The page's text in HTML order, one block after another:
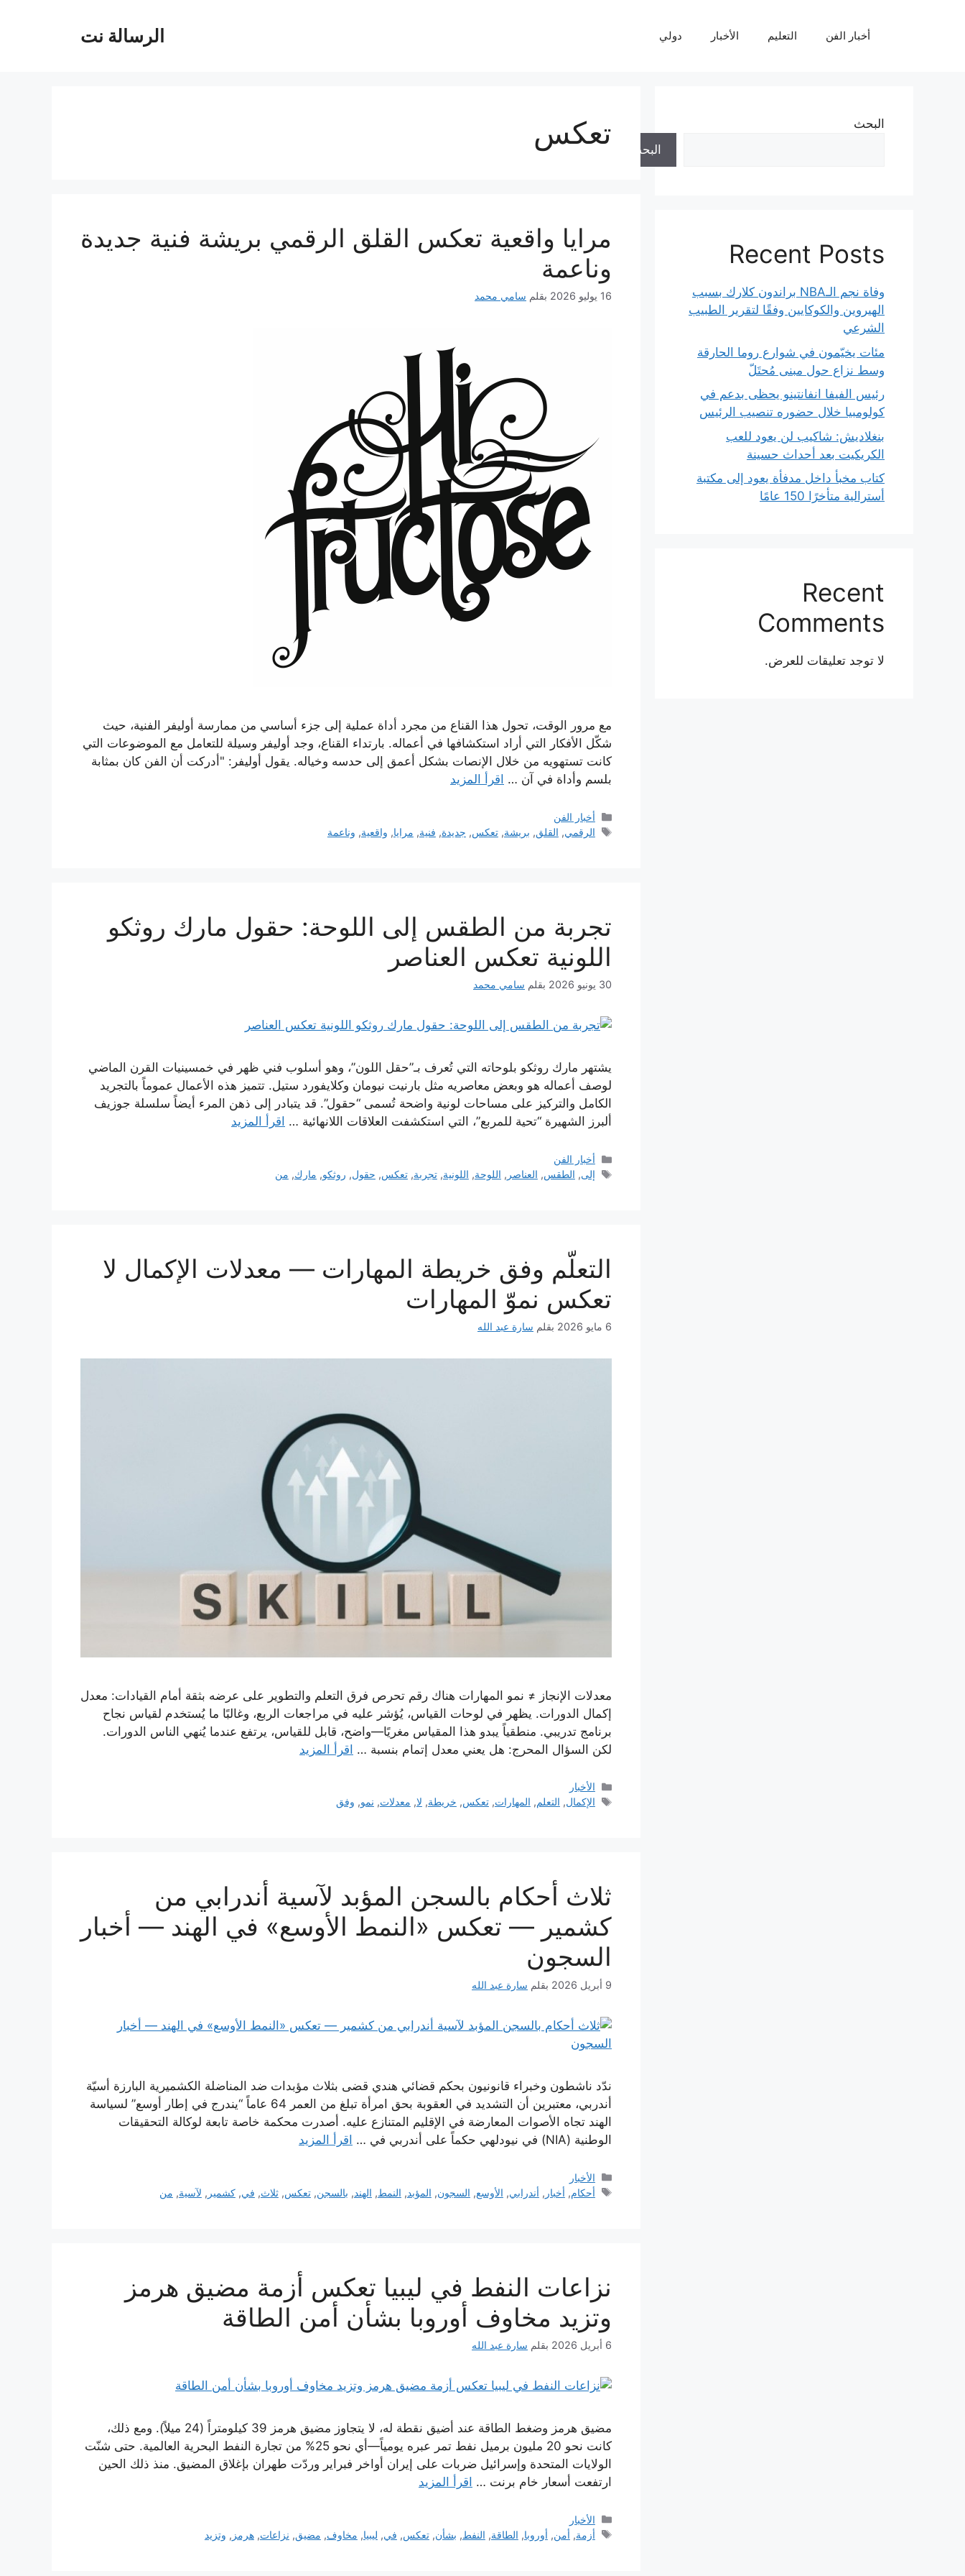
الرسالة نت أخبار الفن التعليم الأخبار دولي
تعكس
مرايا واقعية تعكس القلق الرقمي بريشة فنية جديدة
وناعمة
16 يوليو 2026 بقلم سامي محمد
مع مرور الوقت، تحول هذا القناع من مجرد أداة عملية إلى جزء أساسي من ممارسة أوليفر الفنية، حيث
شكّل الأفكار التي أراد استكشافها في أعماله. بارتداء القناع، وجد أوليفر وسيلة للتعامل مع الموضوعات التي
كانت تستهويه من خلال الإنصات بشكل أعمق إلى حدسه وخياله. يقول أوليفر: "أدركت أن الفن كان بمثابة
بلسم وأداة في آن … اقرأ المزيد
التصنيفات
أخبار الفن
الوسوم
الرقمي, القلق, بريشة,تعكس, جديدة, فنية, مرايا, واقعية, وناعمة
تجربة من الطقس إلى اللوحة: حقول مارك روثكو
اللونية تعكس العناصر
30 يونيو 2026 بقلم سامي محمد
يشتهر مارك روثكو بلوحاته التي تُعرف بـ”حقل اللون”، وهو أسلوب فني ظهر في خمسينيات القرن الماضي
لوصف أعماله هو وبعض معاصريه مثل بارنيت نيومان وكلايفورد ستيل. تتميز هذه الأعمال عموماً بالتجريد
الكامل والتركيز على مساحات لونية واضحة تُسمى “حقول”. قد يتبادر إلى ذهن المرء أيضاً سلسلة جوزيف
ألبرز الشهيرة “تحية للمربع”، التي استكشفت العلاقات اللانهائية … اقرأ المزيد
التصنيفات
أخبار الفن
الوسوم
إلى, الطقس, العناصر , اللوحة, اللونية,تجربة,تعكس, حقول, روثكو, مارك, من
التعلّم وفق خريطة المهارات — معدلات الإكمال لا
تعكس نموّ المهارات
6 مايو 2026 بقلم سارة عبد الله
معدلات الإنجاز ≠ نمو المهارات هناك رقم تحرص فرق التعلم والتطوير على عرضه بثقة أمام القيادات: معدل
إكمال الدورات. يظهر في لوحات القياس، يُؤشر عليه في مراجعات الربع، وغالبًا ما يُستخدم لقياس نجاح
برنامج تدريبي. منطقياً يبدو هذا المقياس مغريًا—واضح، قابل للقياس، يرتفع عندما يُنهي الناس الدورات.
لكن السؤال المحرج: هل يعني معدل إتمام بنسبة … اقرأ المزيد
التصنيفات
الأخبار
الوسوم
الإكمال, التعلم, المهارات,تعكس, خريطة, لا, معدلات, نمو, وفق
ثلاث أحكام بالسجن المؤبد لآسية أندرابي من
كشمير — تعكس «النمط الأوسع» في الهند — أخبار
السجون
9 أبريل 2026 بقلم سارة عبد الله
ندّد ناشطون وخبراء قانونيون بحكم قضائي هندي قضى بثلاث مؤبدات ضد المناضلة الكشميرية البارزة أسيّة
أندربي، معتبرين أن التشديد في العقوبة بحق امرأة تبلغ من العمر 64 عاماً “يندرج في إطار أوسع” لسياسة
الهند تجاه الأصوات المعارضة في الإقليم المتنازع عليه. أصدرت محكمة خاصة تابعة لوكالة التحقيقات
الوطنية (NIA) في نيودلهي حكماً على أندربي في …
اقرأ المزيد
التصنيفات
الأخبار
الوسوم
أحكام, أخبار , أندرابي, الأوسع, السجون, المؤبد, النمط, الهند, بالسجن,تعكس,ثلاث, في,كشمير , لآسية, من
نزاعات النفط في ليبيا تعكس أزمة مضيق هرمز
وتزيد مخاوف أوروبا بشأن أمن الطاقة
6 أبريل 2026 بقلم سارة عبد الله
مضيق هرمز وضغط الطاقة عند أضيق نقطة له، لا يتجاوز مضيق هرمز 39 كيلومتراً (24 ميلاً). ومع ذلك،
كانت نحو 20 مليون برميل نفط تمر عبره يومياً—أي نحو 25% من تجارة النفط البحرية العالمية. حتى شنّت
الولايات المتحدة وإسرائيل ضربات على إيران أواخر فبراير وردّت طهران بإغلاق المضيق. منذ ذلك الحين
ارتفعت أسعار خام برنت … اقرأ المزيد
التصنيفات
الأخبار
الوسوم
أزمة, أمن, أوروبا, الطاقة, النفط, بشأن,تعكس, في, ليبيا, مخاوف, مضيق, نزاعات,هرمز , وتزيد
البحث
البحث
Recent Posts
وفاة نجم الـNBA براندون كلارك بسبب
الهيروين والكوكايين وفقًا لتقرير الطبيب
الشرعي
مئات يخيّمون في شوارع روما الحارقة
وسط نزاع حول مبنى مُحتَلّ
رئيس الفيفا انفانتينو يحظى بدعم في
كولومبيا خلال حضوره تنصيب الرئيس
بنغلاديش: شاكيب لن يعود للعب
الكريكيت بعد أحداث حسينة
كتاب مخبأ داخل مدفأة يعود إلى مكتبة
أسترالية متأخرًا 150 عامًا
Recent
Comments
لا توجد تعليقات للعرض.